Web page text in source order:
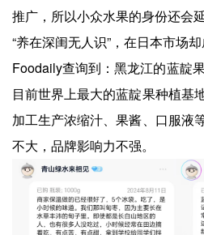
推广，所以小众水果的身份还会
“养在深闺无人识”，在日本市场
Foodaily查询到：黑龙江的蓝靛
目前世界上最大的蓝靛果种植基
加工生产浓缩汁、果酱、口服液
不大，品牌影响力不强。